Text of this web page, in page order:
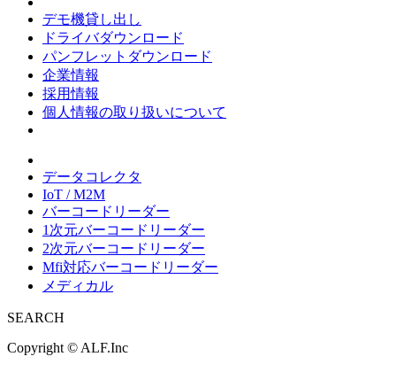
デモ機貸し出し
ドライバダウンロード
パンフレットダウンロード
企業情報
採用情報
個人情報の取り扱いについて
データコレクタ
IoT / M2M
バーコードリーダー
1次元バーコードリーダー
2次元バーコードリーダー
Mfi対応バーコードリーダー
メディカル
SEARCH
Copyright © ALF.Inc